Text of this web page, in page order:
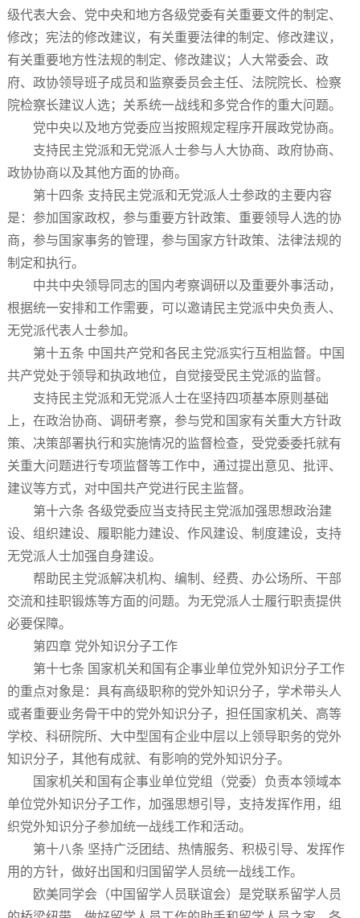
级代表大会、党中央和地方各级党委有关重要文件的制定、
修改；宪法的修改建议，有关重要法律的制定、修改建议，
有关重要地方性法规的制定、修改建议；人大常委会、政
府、政协领导班子成员和监察委员会主任、法院院长、检察
院检察长建议人选；关系统一战线和多党合作的重大问题。
党中央以及地方党委应当按照规定程序开展政党协商。
支持民主党派和无党派人士参与人大协商、政府协商、
政协协商以及其他方面的协商。
第十四条 支持民主党派和无党派人士参政的主要内容
是：参加国家政权，参与重要方针政策、重要领导人选的协
商，参与国家事务的管理，参与国家方针政策、法律法规的
制定和执行。
中共中央领导同志的国内考察调研以及重要外事活动，
根据统一安排和工作需要，可以邀请民主党派中央负责人、
无党派代表人士参加。
第十五条 中国共产党和各民主党派实行互相监督。中国
共产党处于领导和执政地位，自觉接受民主党派的监督。
支持民主党派和无党派人士在坚持四项基本原则基础
上，在政治协商、调研考察，参与党和国家有关重大方针政
策、决策部署执行和实施情况的监督检查，受党委委托就有
关重大问题进行专项监督等工作中，通过提出意见、批评、
建议等方式，对中国共产党进行民主监督。
第十六条 各级党委应当支持民主党派加强思想政治建
设、组织建设、履职能力建设、作风建设、制度建设，支持
无党派人士加强自身建设。
帮助民主党派解决机构、编制、经费、办公场所、干部
交流和挂职锻炼等方面的问题。为无党派人士履行职责提供
必要保障。
第四章 党外知识分子工作
第十七条 国家机关和国有企事业单位党外知识分子工作
的重点对象是：具有高级职称的党外知识分子，学术带头人
或者重要业务骨干中的党外知识分子，担任国家机关、高等
学校、科研院所、大中型国有企业中层以上领导职务的党外
知识分子，其他有成就、有影响的党外知识分子。
国家机关和国有企事业单位党组（党委）负责本领域本
单位党外知识分子工作，加强思想引导，支持发挥作用，组
织党外知识分子参加统一战线工作和活动。
第十八条 坚持广泛团结、热情服务、积极引导、发挥作
用的方针，做好出国和归国留学人员统一战线工作。
欧美同学会（中国留学人员联谊会）是党联系留学人员